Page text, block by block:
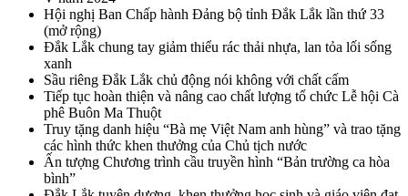
Hội nghị Ban Chấp hành Đảng bộ tỉnh Đắk Lắk lần thứ 33
(mở rộng)
Đắk Lắk chung tay giảm thiểu rác thải nhựa, lan tỏa lối sống
xanh
Sầu riêng Đắk Lắk chủ động nói không với chất cấm
Tiếp tục hoàn thiện và nâng cao chất lượng tổ chức Lễ hội Cà
phê Buôn Ma Thuột
Truy tặng danh hiệu “Bà mẹ Việt Nam anh hùng” và trao tặng
các hình thức khen thưởng của Chủ tịch nước
Ấn tượng Chương trình cầu truyền hình “Bản trường ca hòa
bình”